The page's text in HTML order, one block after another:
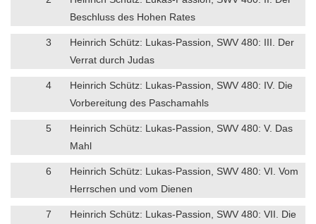
Beschluss des Hohen Rates
3
Heinrich Schütz: Lukas-Passion, SWV 480: III. Der
Verrat durch Judas
4
Heinrich Schütz: Lukas-Passion, SWV 480: IV. Die
Vorbereitung des Paschamahls
5
Heinrich Schütz: Lukas-Passion, SWV 480: V. Das
Mahl
6
Heinrich Schütz: Lukas-Passion, SWV 480: VI. Vom
Herrschen und vom Dienen
7
Heinrich Schütz: Lukas-Passion, SWV 480: VII. Die